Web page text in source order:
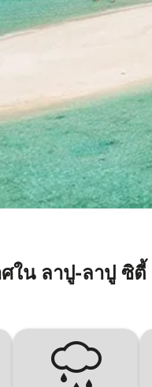
ใน ลาปู-ลาปู ซิตี้